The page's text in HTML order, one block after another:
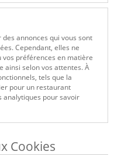
annonces qui vous sont
Cependant, elles ne
préférences en matière
ainsi selon vos attentes. À
tels que la
pour un restaurant
analytiques pour savoir
Cookies